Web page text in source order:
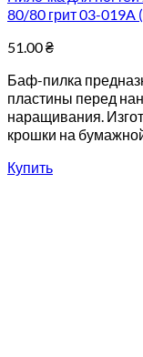
80/80 грит 03-019A
51.00₴
Баф-пилка
пластины перед
наращивания.
крошки на
Купить